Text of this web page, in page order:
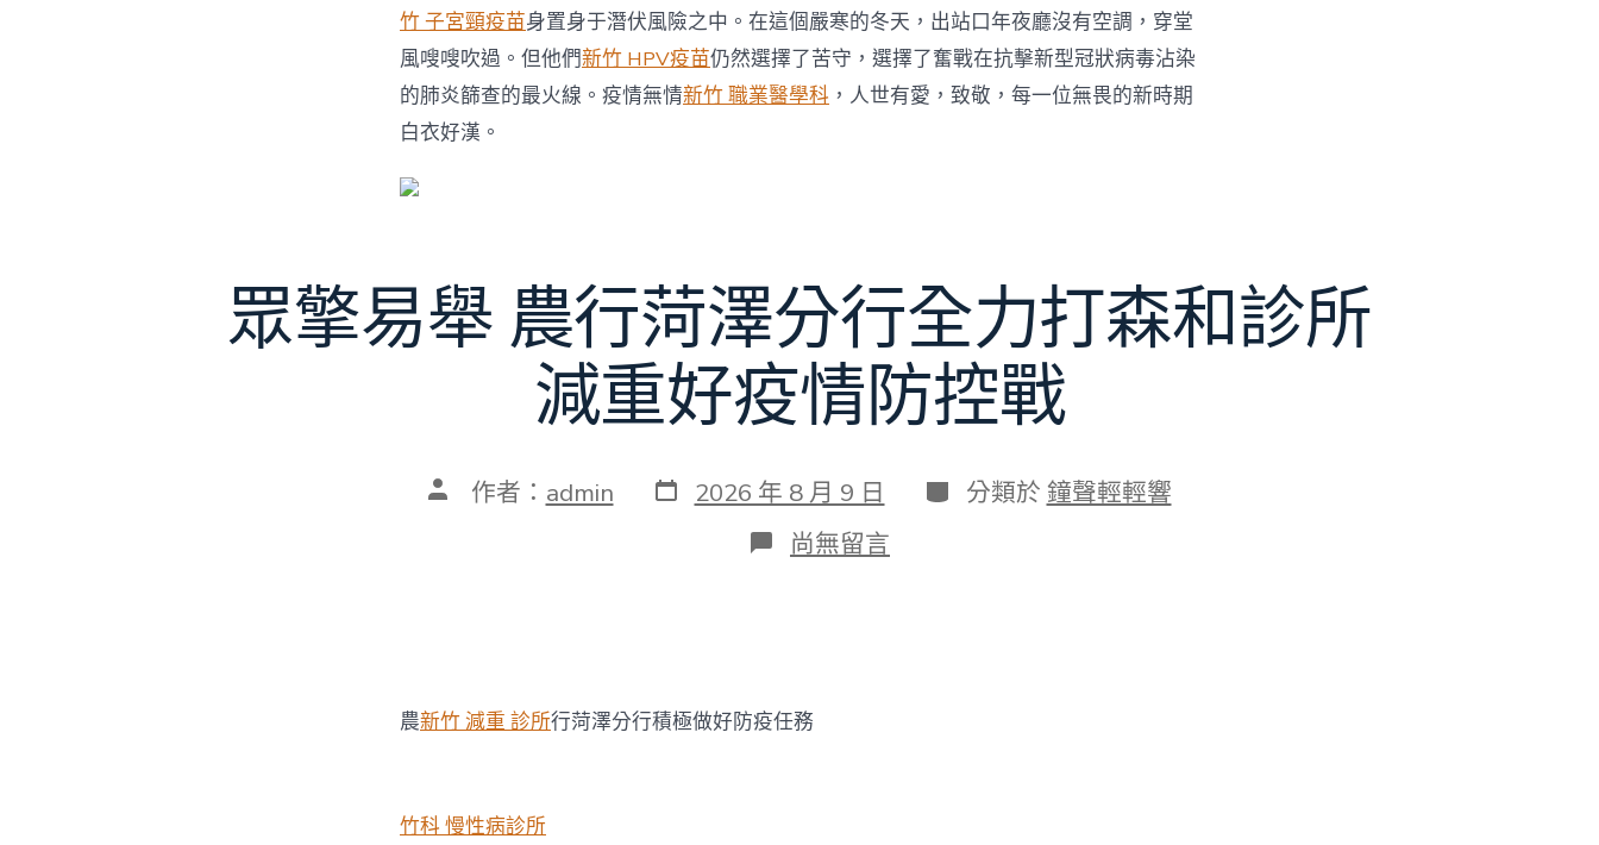
竹 子宮頸疫苗身置身于潛伏風險之中。在這個嚴寒的冬天，出站口年夜廳沒有空調，穿堂
風嗖嗖吹過。但他們新竹 HPV疫苗仍然選擇了苦守，選擇了奮戰在抗擊新型冠狀病毒沾染
的肺炎篩查的最火線。疫情無情新竹 職業醫學科 ，人世有愛，致敬，每一位無畏的新時期
白衣好漢。
眾擎易舉 農行菏澤分行全力打森和診所
減重好疫情防控戰
文 作者： admin 發
表
2026 年 8 月 9 日 分
類
分類於 鐘聲輕輕響
在
〈眾
菏
澤
尚無留言
農新竹 減重 診所行菏澤分行積極做好防疫任務
竹科 慢性病診所